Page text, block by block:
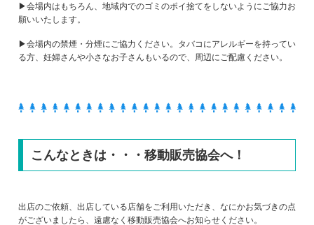
▶会場内はもちろん、地域内でのゴミのポイ捨てをしないようにご協力お
願いいたします。
▶会場内の禁煙・分煙にご協力ください。タバコにアレルギーを持ってい
る方、妊婦さんや小さなお子さんもいるので、周辺にご配慮ください。
こんなときは・・・移動販売協会へ！
出店のご依頼、出店している店舗をご利用いただき、なにかお気づきの点
がございましたら、遠慮なく移動販売協会へお知らせください。